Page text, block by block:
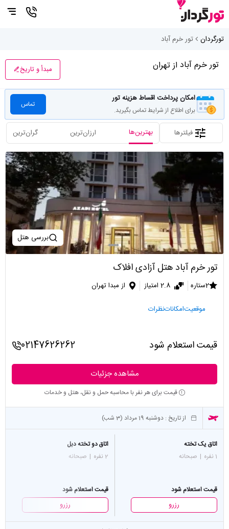
تورگردان تور خرم آباد
تور خرم آباد از تهران مبدأ و تاریخ
امکان پرداخت اقساط هزینه تور
برای اطلاع از شرایط تماس بگیرید.
تماس
فیلترها بهترین‌ها ارزان‌ترین گران‌ترین
بررسی هتل
تور خرم آباد هتل آزادی افلاک
2ستاره 2.8 امتیاز از مبدا تهران
موقعیتامکاناتنظرات
قیمت استعلام شود 02147626262
مشاهده جزئیات
قیمت برای هر نفر با محاسبه حمل و نقل، هتل و خدمات
از تاریخ : دوشنبه 19 مرداد (3 شب)
اتاق یک تخته
1 نفره
| صبحانه
قیمت استعلام شود
رزرو
اتاق دو تخته دبل
2 نفره
| صبحانه
قیمت استعلام شود
رزرو